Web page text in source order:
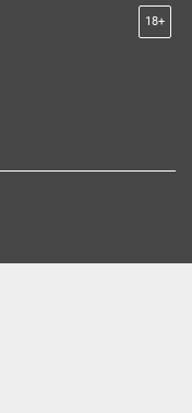
18+